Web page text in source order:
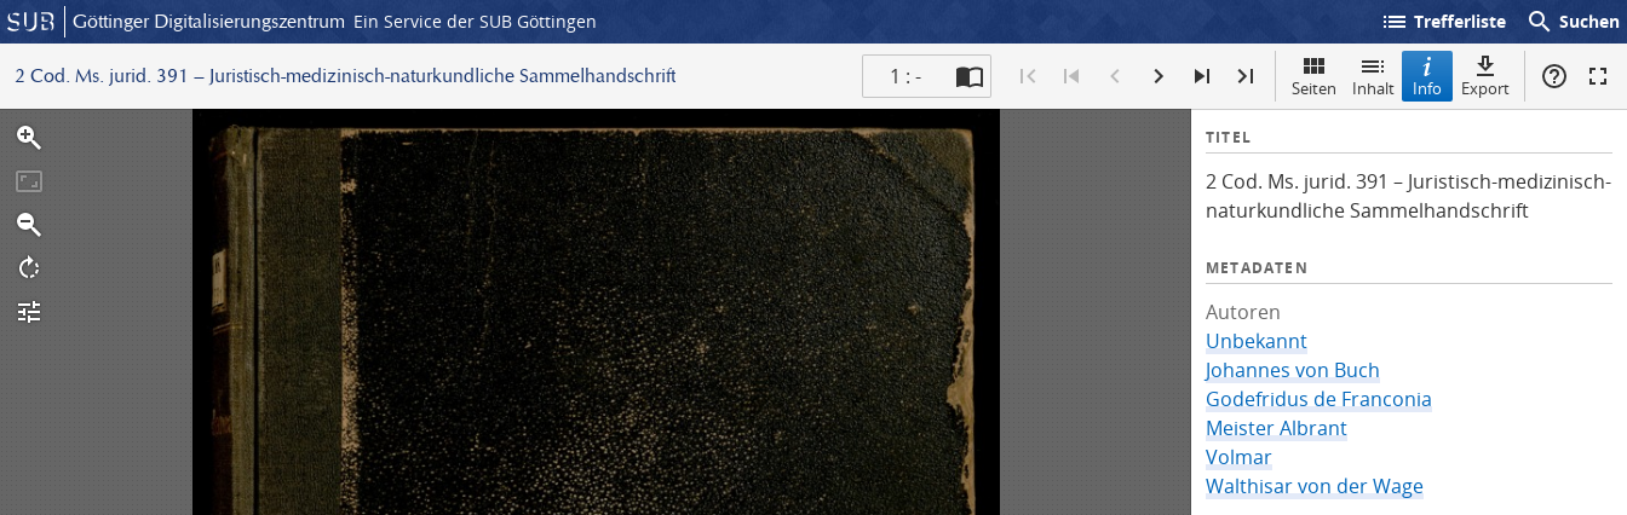
Göttinger Digitalisierungszentrum Ein Service der SUB Göttingen list Trefferliste search Suchen
2 Cod. Ms. jurid. 391 – Juristisch-medizinisch-naturkundliche Sammelhandschrift 1 : - Seiten Inhalt Info Export
I
f
o
TITEL
2 Cod. Ms. jurid. 391 – Juristisch-medizinisch-
naturkundliche Sammelhandschrift
METADATEN
Autoren
Unbekannt
Johannes von Buch
Godefridus de Franconia
Meister Albrant
Volmar
Walthisar von der Wage